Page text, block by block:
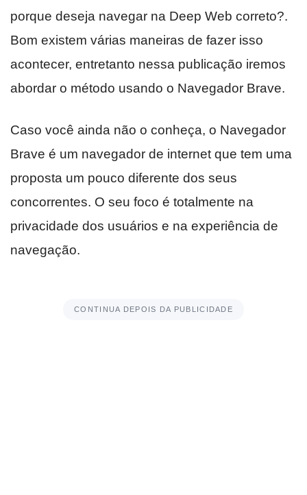
porque deseja navegar na Deep Web correto?.
Bom existem várias maneiras de fazer isso
acontecer, entretanto nessa publicação iremos
abordar o método usando o Navegador Brave.
Caso você ainda não o conheça, o Navegador
Brave é um navegador de internet que tem uma
proposta um pouco diferente dos seus
concorrentes. O seu foco é totalmente na
privacidade dos usuários e na experiência de
navegação.
CONTINUA DEPOIS DA PUBLICIDADE